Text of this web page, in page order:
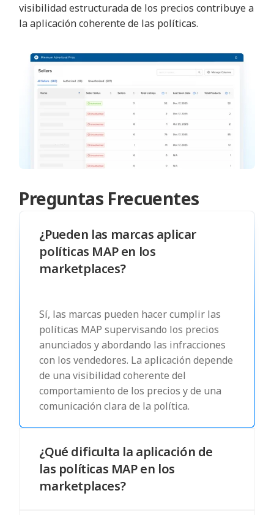
visibilidad estructurada de los precios contribuye a
la aplicación coherente de las políticas.
Preguntas Frecuentes
¿Pueden las marcas aplicar
políticas MAP en los
marketplaces?
Sí, las marcas pueden hacer cumplir las
políticas MAP supervisando los precios
anunciados y abordando las infracciones
con los vendedores. La aplicación depende
de una visibilidad coherente del
comportamiento de los precios y de una
comunicación clara de la política.
¿Qué dificulta la aplicación de
las políticas MAP en los
marketplaces?